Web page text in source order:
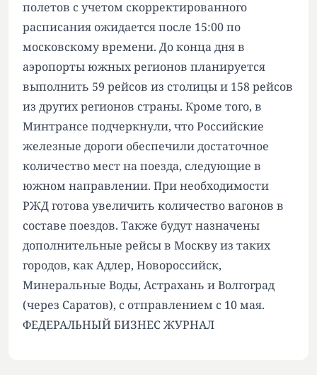
полетов с учетом скорректированного
расписания ожидается после 15:00 по
московскому времени. До конца дня в
аэропорты южных регионов планируется
выполнить 59 рейсов из столицы и 158 рейсов
из других регионов страны. Кроме того, в
Минтрансе подчеркнули, что Российские
железные дороги обеспечили достаточное
количество мест на поезда, следующие в
южном направлении. При необходимости
РЖД готова увеличить количество вагонов в
составе поездов. Также будут назначены
дополнительные рейсы в Москву из таких
городов, как Адлер, Новороссийск,
Минеральные Воды, Астрахань и Волгоград
(через Саратов), с отправлением с 10 мая.
ФЕДЕРАЛЬНЫЙ БИЗНЕС ЖУРНАЛ